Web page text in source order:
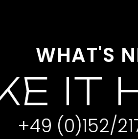
WHAT'S
IT
+49 (0)152/